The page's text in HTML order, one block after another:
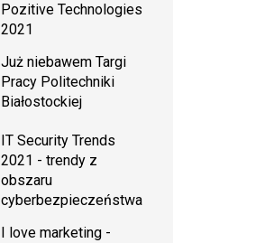
Pozitive Technologies
2021
Już niebawem Targi
Pracy Politechniki
Białostockiej
IT Security Trends
2021 - trendy z
obszaru
cyberbezpieczeństwa
I love marketing -